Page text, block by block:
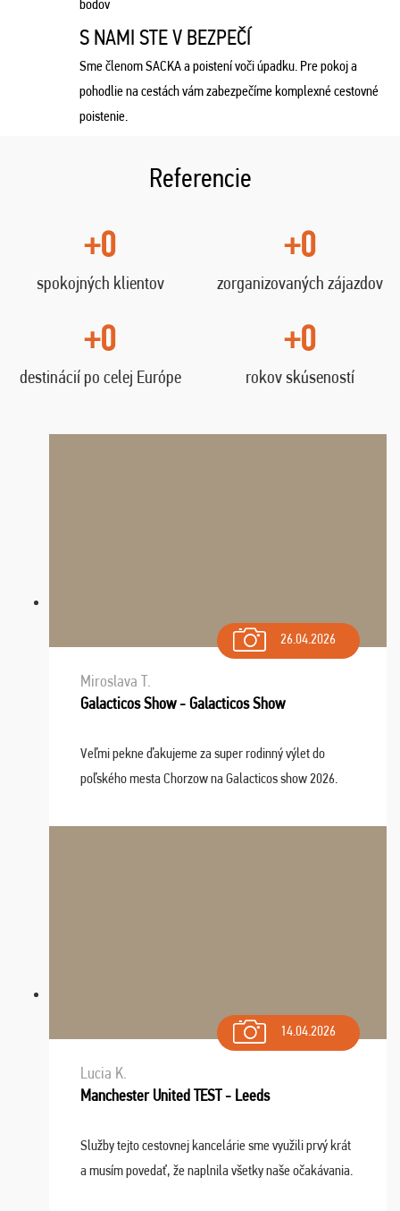
bodov
S NAMI STE V BEZPEČÍ
Sme členom SACKA a poistení voči úpadku. Pre pokoj a
pohodlie na cestách vám zabezpečíme komplexné cestovné
poistenie.
Referencie
+0
spokojných klientov
+0
zorganizovaných zájazdov
+0
destinácií po celej Európe
+0
rokov skúseností
26.04.2026
Miroslava T.
Galacticos Show - Galacticos Show
Veľmi pekne ďakujeme za super rodinný výlet do
poľského mesta Chorzow na Galacticos show 2026.
Navštívili sme aj zábavný park Legendia, previe ...
14.04.2026
Lucia K.
Manchester United TEST - Leeds
Služby tejto cestovnej kancelárie sme využili prvý krát
a musím povedať, že naplnila všetky naše očakávania.